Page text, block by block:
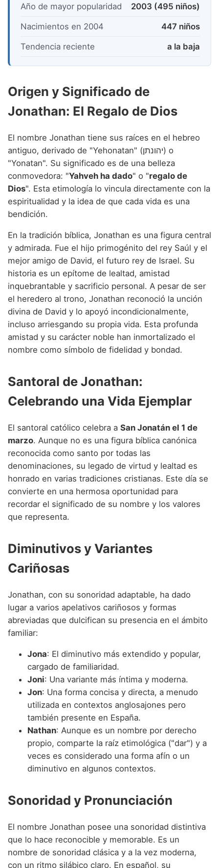
Año de mayor popularidad 2003 (495 niños)
Nacimientos en 2004 447 niños
Tendencia reciente a la baja
Origen y Significado de
Jonathan: El Regalo de Dios
El nombre Jonathan tiene sus raíces en el hebreo
antiguo, derivado de "Yehonatan" (יהונתן) o
"Yonatan". Su significado es de una belleza
conmovedora: "Yahveh ha dado" o "regalo de
Dios". Esta etimología lo vincula directamente con la
espiritualidad y la idea de que cada vida es una
bendición.
En la tradición bíblica, Jonathan es una figura central
y admirada. Fue el hijo primogénito del rey Saúl y el
mejor amigo de David, el futuro rey de Israel. Su
historia es un epítome de lealtad, amistad
inquebrantable y sacrificio personal. A pesar de ser
el heredero al trono, Jonathan reconoció la unción
divina de David y lo apoyó incondicionalmente,
incluso arriesgando su propia vida. Esta profunda
amistad y su carácter noble han inmortalizado el
nombre como símbolo de fidelidad y bondad.
Santoral de Jonathan:
Celebrando una Vida Ejemplar
El santoral católico celebra a San Jonatán el 1 de
marzo. Aunque no es una figura bíblica canónica
reconocida como santo por todas las
denominaciones, su legado de virtud y lealtad es
honrado en varias tradiciones cristianas. Este día se
convierte en una hermosa oportunidad para
recordar el significado de su nombre y los valores
que representa.
Diminutivos y Variantes
Cariñosas
Jonathan, con su sonoridad adaptable, ha dado
lugar a varios apelativos cariñosos y formas
abreviadas que dulcifican su presencia en el ámbito
familiar:
Jona: El diminutivo más extendido y popular,
cargado de familiaridad.
Joni: Una variante más íntima y moderna.
Jon: Una forma concisa y directa, a menudo
utilizada en contextos anglosajones pero
también presente en España.
Nathan: Aunque es un nombre por derecho
propio, comparte la raíz etimológica ("dar") y a
veces es considerado una forma afín o un
diminutivo en algunos contextos.
Sonoridad y Pronunciación
El nombre Jonathan posee una sonoridad distintiva
que lo hace reconocible y memorable. Es un
nombre de sonoridad clásica y a la vez moderna,
con un ritmo silábico claro. En español, su